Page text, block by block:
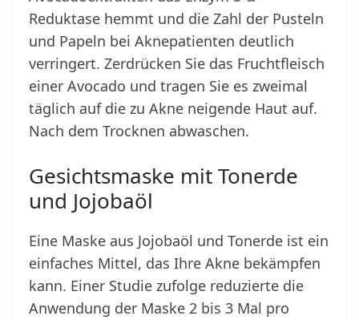
Reduktase hemmt und die Zahl der Pusteln
und Papeln bei Aknepatienten deutlich
verringert. Zerdrücken Sie das Fruchtfleisch
einer Avocado und tragen Sie es zweimal
täglich auf die zu Akne neigende Haut auf.
Nach dem Trocknen abwaschen.
Gesichtsmaske mit Tonerde
und Jojobaöl
Eine Maske aus Jojobaöl und Tonerde ist ein
einfaches Mittel, das Ihre Akne bekämpfen
kann. Einer Studie zufolge reduzierte die
Anwendung der Maske 2 bis 3 Mal pro